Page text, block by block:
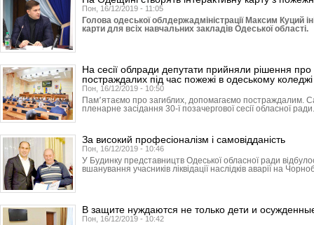
Пон, 16/12/2019 - 11:05
Голова одеської облдержадміністрації Максим Куций
карти для всіх навчальних закладів Одеської області.
На сесії облради депутати прийняли рішення про
постраждалих під час пожежі в одеському коледжі
Пон, 16/12/2019 - 10:50
Пам՚ятаємо про загиблих, допомагаємо постраждалим.
пленарне засідання 30-ї позачергової сесії обласної ради.
За високий професіоналізм і самовідданість
Пон, 16/12/2019 - 10:46
У Будинку представництв Одеської обласної ради
вшанування учасників ліквідації наслідків аварії на
В защите нуждаются не только дети и
Пон, 16/12/2019 - 10:42